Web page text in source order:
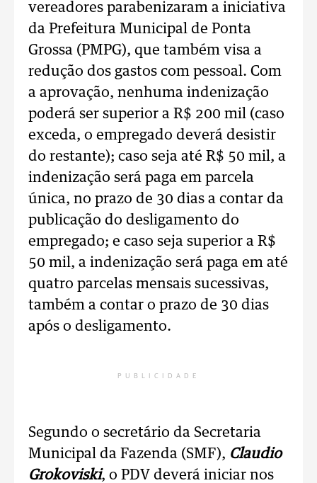
vereadores parabenizaram a iniciativa
da Prefeitura Municipal de Ponta
Grossa (PMPG), que também visa a
redução dos gastos com pessoal. Com
a aprovação, nenhuma indenização
poderá ser superior a R$ 200 mil (caso
exceda, o empregado deverá desistir
do restante); caso seja até R$ 50 mil, a
indenização será paga em parcela
única, no prazo de 30 dias a contar da
publicação do desligamento do
empregado; e caso seja superior a R$
50 mil, a indenização será paga em até
quatro parcelas mensais sucessivas,
também a contar o prazo de 30 dias
após o desligamento.
PUBLICIDADE
Segundo o secretário da Secretaria
Municipal da Fazenda (SMF), Claudio
Grokoviski, o PDV deverá iniciar nos